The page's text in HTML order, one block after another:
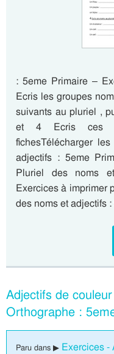
: 5eme Primaire –
Ecris les groupes
suivants au pluriel ,
et 4 Ecris ces
fichesTélécharger
adjectifs : 5eme
Pluriel des noms
Exercices à imprimer
des noms et adjectifs
Adjectifs de
Orthographe :
Paru dans ▶ Exercices -